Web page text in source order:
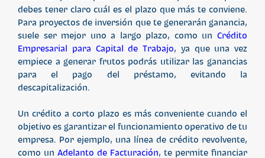
debes tener claro cuál es el plazo que más te conviene.
Para proyectos de inversión que te generarán ganancia,
suele ser mejor uno a largo plazo, como un Crédito
Empresarial para Capital de Trabajo, ya que una vez
empiece a generar frutos podrás utilizar las ganancias
para el pago del préstamo, evitando la
descapitalización.
Un crédito a corto plazo es más conveniente cuando el
objetivo es garantizar el funcionamiento operativo de tu
empresa. Por ejemplo, una línea de crédito revolvente,
como un Adelanto de Facturación, te permite financiar